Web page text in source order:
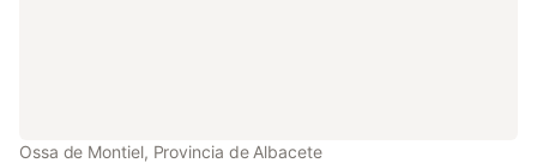
Ossa de Montiel, Provincia de Albacete